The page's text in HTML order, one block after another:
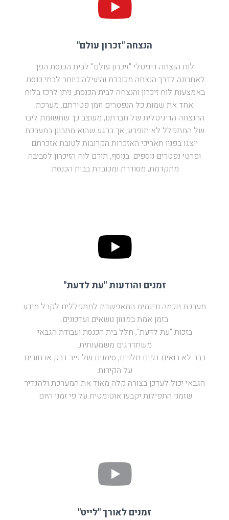
הנצחה "זכרון עולם"
לוח הנצחה דיגיטלי "זיכרון עולם" לבית הכנסת הפך
לאחרונה לדרך הנצחה מכובדת והיעילה ביותר לבתי כנסת.
באמצעות לוח זיכרון והנצחה לבית הכנסת, ניתן לרכז בלוח
אחד את שמות כל הנפטרים וזמן פטירתם. מערכת
ההנצחה הדיגיטלית של חברתנו, מעוצב כך שתשומת ליבו
של המתפלל לא תופרע, אך ברגע שהוא מתבונן במערכת
יוצגו בפניו תאריכי האזכרות הקרובות לטובת אזכרתם
ופרטי נפטרים נוספים. בנוסף, תורם לוח הזיכרון לסביבה
מתקדמת, מסודרת ומכובדת בבית הכנסת.
זמנים והודעות "עת לדעת"
מערכת חכמה ודינמית המאפשרת למתפללים לקבל מידע
בזמן אמת במגוון נושאים ועדכונים.
בזכות "עת לדעת", חלל בית הכנסת ועבודת הגבאי
משתדרגים משמעותית.
כבר לא רואים דפים תלויים, סימנים של נייר דבק או חורים
על הקירות.
הגבאי יכול לעדכן בצורה קלה מאוד את המערכת ולהגדיר
שזמני התפילות יקבעו אוטומטית על פי זמני היום.
זמנים לאורך "לייט"